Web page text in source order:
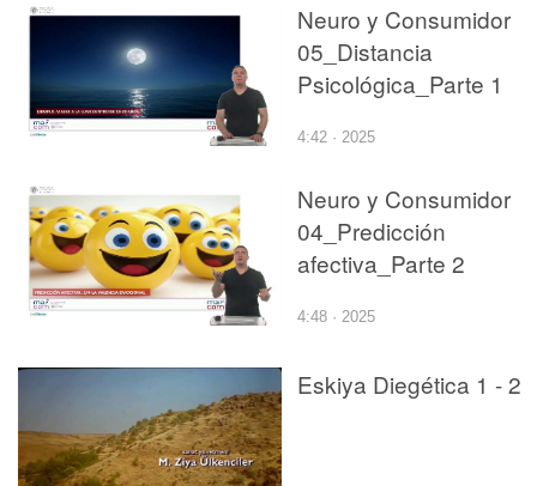
Neuro y Consumidor
05_Distancia
Psicológica_Parte 1
4:42 · 2025
Neuro y Consumidor
04_Predicción
afectiva_Parte 2
4:48 · 2025
Eskiya Diegética 1 - 2